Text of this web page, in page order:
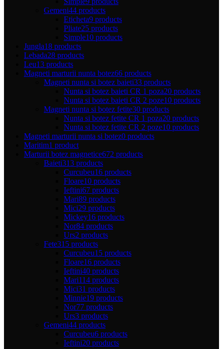
Gemeni44 products
Eticheta9 products
Pliate25 products
Simple10 products
Jungla18 products
Lebada28 products
Leu13 products
Magneti marturii nunta botez66 products
Magneti nunta si botez baieti33 products
Nunta si botez baieti CR 1 poza20 products
Nunta si botez baieti CR 2 poze10 products
Magneti nunta si botez fetite30 products
Nunta si botez fetite CR 1 poza20 products
Nunta si botez fetite CR 2 poze10 products
Magneti marturii nunta si botez0 products
Maritim1 product
Marturii botez magnetice672 products
Baieti313 products
Curcubeu16 products
Floare10 products
Ieftini67 products
Mari89 products
Mici29 products
Mickey16 products
Nor84 products
Urs2 products
Fete315 products
Curcubeu15 products
Floare16 products
Ieftini40 products
Mari114 products
Mici31 products
Minnie19 products
Nor77 products
Urs3 products
Gemeni44 products
Curcubeu6 products
Ieftini20 products